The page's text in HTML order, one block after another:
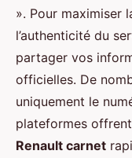
». Pour maximiser
l’authenticité du
partager vos
officielles. De
uniquement le
plateformes
Renault carnet